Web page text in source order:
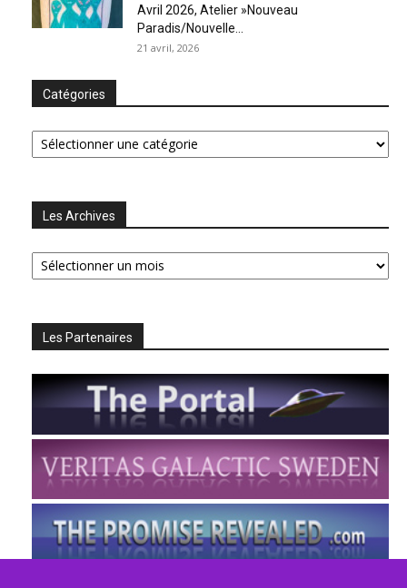
Avril 2026, Atelier »Nouveau
Paradis/Nouvelle...
21 avril, 2026
Catégories
Catégories
Les Archives
Les
Archives
Les Partenaires